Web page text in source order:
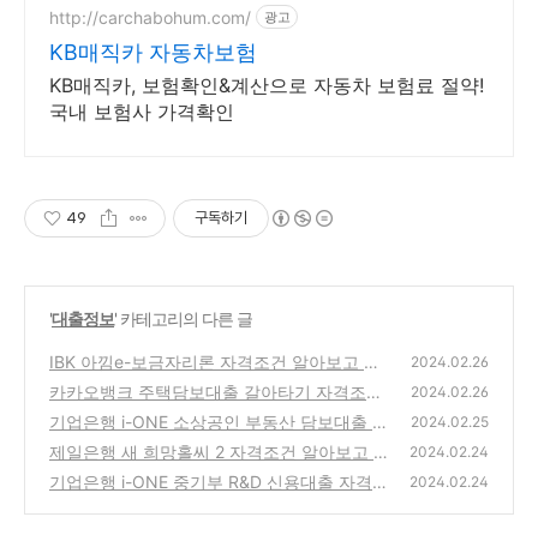
http://carchabohum.com/ 광고
KB매직카 자동차보험
KB매직카, 보험확인&계산으로 자동차 보험료 절약!
국내 보험사 가격확인
49 구독하기
'대출정보' 카테고리의 다른 글
IBK 아낌e-보금자리론 자격조건 알아보고 신
청하기(최대 5억원 이내)
(20)
2024.02.26
카카오뱅크 주택담보대출 갈아타기 자격조건
알아보고 신청하기(최대 10억원까지)
(15)
2024.02.26
기업은행 i-ONE 소상공인 부동산 담보대출 자
격조건 알아보고 신청하기(최대 1억원 이내)
(18)
2024.02.25
제일은행 새 희망홀씨 2 자격조건 알아보고 신
청하기(최대 3천5백만원까지)
(21)
2024.02.24
기업은행 i-ONE 중기부 R&D 신용대출 자격조
2024.02.24